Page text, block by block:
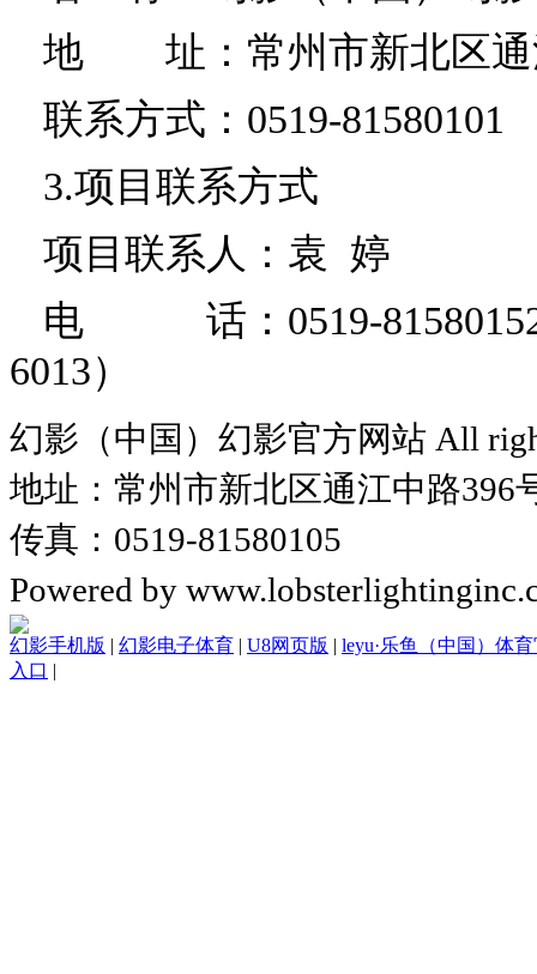
地 址： 常州市新北区
联系方式：0519-81580101
3.项目联系方式
项目联系人：袁 婷
电 话：0519-81580152
6013）
幻影（中国）幻影官方网站 All
地址：常州市新北区通江中路
传真：0519-81580105
Powered by
幻影手机版 | 幻影电子体育 | U8网页版 | leyu·乐鱼（中国）体
入口 |